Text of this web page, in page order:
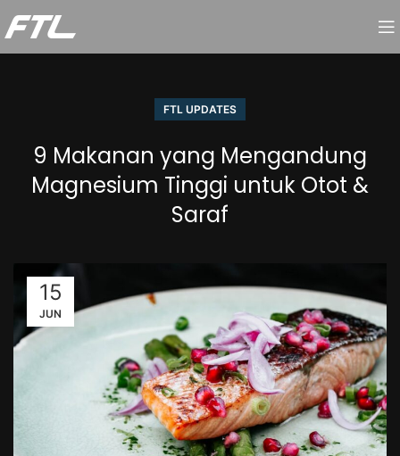
FTL UPDATES
9 Makanan yang Mengandung
Magnesium Tinggi untuk Otot &
Saraf
15
JUN